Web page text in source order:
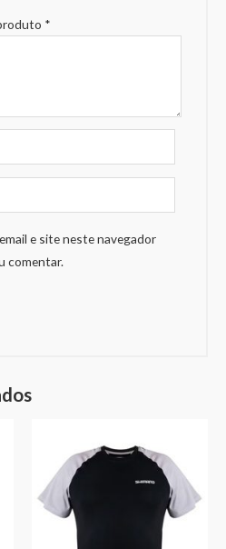
*
e site neste navegador
comentar.